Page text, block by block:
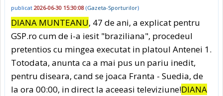
publicat 2026-06-30 15:30:08 (Gazeta-Sporturilor)
DIANA MUNTEANU, 47 de ani, a explicat pentru
GSP.ro cum de i-a iesit "braziliana", procedeul
pretentios cu mingea executat in platoul Antenei 1.
Totodata, anunta ca a mai pus un pariu inedit,
pentru diseara, cand se joaca Franta - Suedia, de
la ora 00:00, in direct la aceeasi televiziune!DIANA